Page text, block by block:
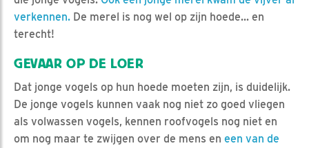
verkennen. De merel is nog wel op zijn hoede... en
terecht!
GEVAAR OP DE LOER
Dat jonge vogels op hun hoede moeten zijn, is duidelijk.
De jonge vogels kunnen vaak nog niet zo goed vliegen
als volwassen vogels, kennen roofvogels nog niet en
om nog maar te zwijgen over de mens en een van de